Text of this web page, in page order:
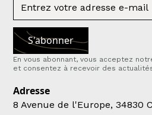
En vous abonnant, vous acceptez
et consentez à recevoir des
Adresse
8 Avenue de l'Europe, 34830